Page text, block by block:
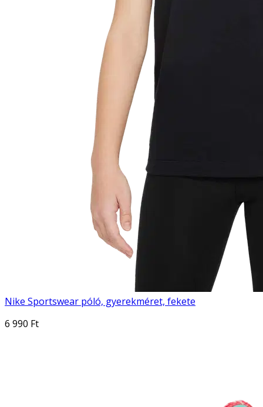
Nike Sportswear póló, gyerekméret, fekete
6 990 Ft